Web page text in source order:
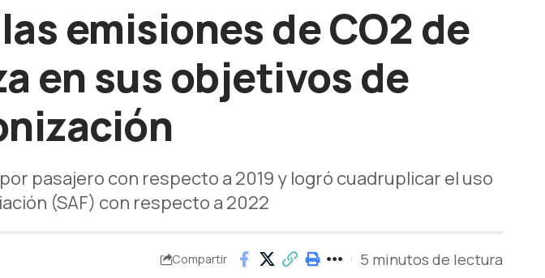
emisiones de CO2 de
en sus objetivos de
pasajero con respecto a 2019 y logró cuadruplicar el uso
(SAF) con respecto a 2022
Compartir 5 minutos de lectura